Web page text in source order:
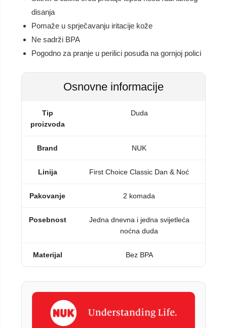
disanja
Pomaže u sprječavanju iritacije kože
Ne sadrži BPA
Pogodno za pranje u perilici posuđa na gornjoj polici
Osnovne informacije
Tip
proizvoda
Duda
Brand NUK
Linija First Choice Classic Dan & Noć
Pakovanje 2 komada
Posebnost
Jedna dnevna i jedna svijetleća
noćna duda
Materijal Bez BPA